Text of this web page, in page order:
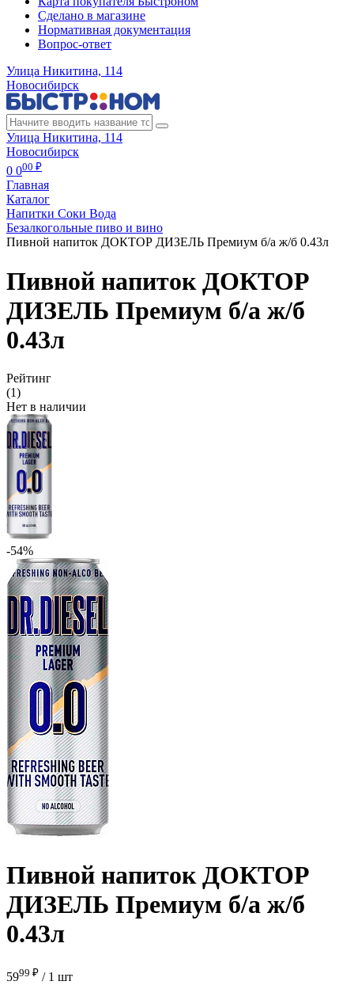
Сделано в магазине
Нормативная документация
Вопрос-ответ
Улица Никитина, 114
Новосибирск
Улица Никитина, 114
Новосибирск
0 000 ₽
Главная
Каталог
Напитки Соки Вода
Безалкогольные пиво и вино
Пивной напиток ДОКТОР ДИЗЕЛЬ Премиум б/а ж/б 0.43л
Пивной напиток ДОКТОР
ДИЗЕЛЬ Премиум б/а ж/б
0.43л
Рейтинг
(1)
Нет в наличии
-54%
Пивной напиток ДОКТОР
ДИЗЕЛЬ Премиум б/а ж/б
0.43л
5999 ₽ / 1 шт